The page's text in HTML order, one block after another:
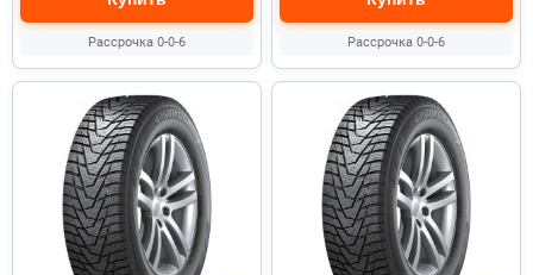
Рассрочка 0-0-6 Рассрочка 0-0-6